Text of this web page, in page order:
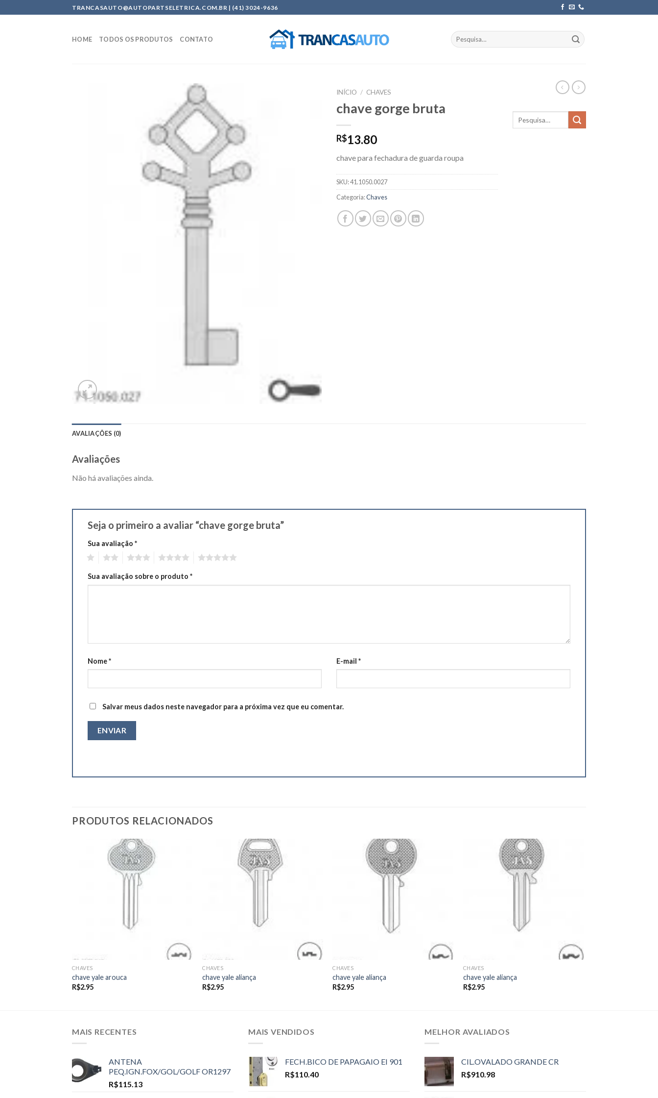
to
TRANCASAUTO@AUTOPARTSELETRICA.COM.BR | (41) 3024-9636
HOME TODOS OS PRODUTOS CONTATO
Pesquisar
por:
INÍCIO / CHAVES
chave gorge bruta
R$13.80
chave para fechadura de guarda roupa
SKU:41.1050.0027
Categoria:Chaves
AVALIAÇÕES (0)
Avaliações
Não há avaliações ainda.
Seja o primeiro a avaliar “chave gorge bruta”
Sua avaliação *
Sua avaliação sobre o produto *
Nome* E-mail *
Salvar meus dados neste navegador para a próxima vez que eu comentar.
PRODUTOS RELACIONADOS
CHAVES
chave yale arouca
R$2.95
CHAVES
chave yale aliança
R$2.95
CHAVES
chave yale aliança
R$2.95
CHAVES
chave yale aliança
R$2.95
MAIS RECENTES
ANTENA
PEQ.IGN.FOX/GOL/GOLF OR1297
R$115.13
MAIS VENDIDOS
FECH.BICO DE PAPAGAIO EI 901
R$110.40
MELHOR AVALIADOS
CIL.OVALADO GRANDE CR
R$910.98